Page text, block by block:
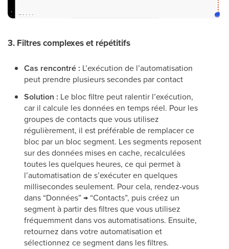
3. Filtres complexes et répétitifs
Cas rencontré : L’exécution de l’automatisation
peut prendre plusieurs secondes par contact
Solution : Le bloc filtre peut ralentir l’exécution,
car il calcule les données en temps réel. Pour les
groupes de contacts que vous utilisez
régulièrement, il est préférable de remplacer ce
bloc par un bloc segment. Les segments reposent
sur des données mises en cache, recalculées
toutes les quelques heures, ce qui permet à
l’automatisation de s’exécuter en quelques
millisecondes seulement. Pour cela, rendez-vous
dans “Données” → “Contacts”, puis créez un
segment à partir des filtres que vous utilisez
fréquemment dans vos automatisations. Ensuite,
retournez dans votre automatisation et
sélectionnez ce segment dans les filtres.